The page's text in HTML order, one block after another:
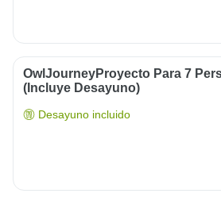
OwlJourneyProyecto Para 7
(Incluye Desayuno)
Desayuno incluido